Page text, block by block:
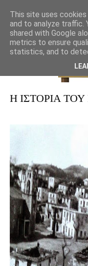
Η ΙΣΤΟΡΙΑ
This site uses
and to analyze traffic.
shared with Google
metrics to ensure
statistics, and to